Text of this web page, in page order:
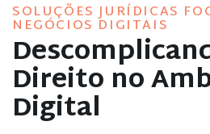
SOLUÇÕES JURÍDICAS
NEGÓCIOS DIGITAIS
Direito no
Digital